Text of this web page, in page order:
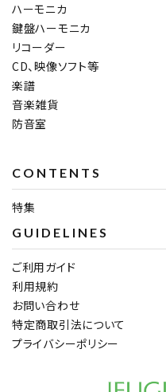
ハーモニカ
鍵盤ハーモニカ
リコーダー
CD、映像ソフト等
楽譜
音楽雑貨
防音室
CONTENTS
特集
GUIDELINES
ご利用ガイド
利用規約
お問い合わせ
特定商取引法について
プライバシーポリシー